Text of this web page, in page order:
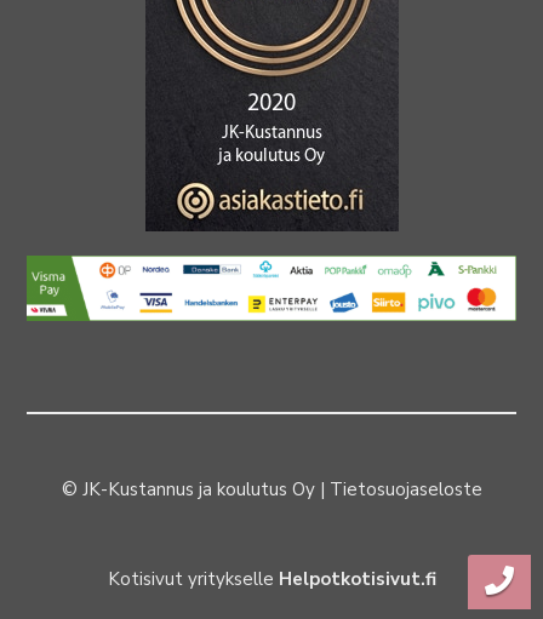
© JK-Kustannus ja koulutus Oy | Tietosuojaseloste
Kotisivut yritykselle Helpotkotisivut.fi